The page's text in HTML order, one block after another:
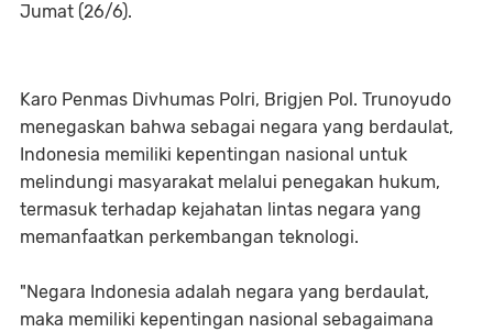
Jumat (26/6).
Karo Penmas Divhumas Polri, Brigjen Pol. Trunoyudo
menegaskan bahwa sebagai negara yang berdaulat,
Indonesia memiliki kepentingan nasional untuk
melindungi masyarakat melalui penegakan hukum,
termasuk terhadap kejahatan lintas negara yang
memanfaatkan perkembangan teknologi.
"Negara Indonesia adalah negara yang berdaulat,
maka memiliki kepentingan nasional sebagaimana